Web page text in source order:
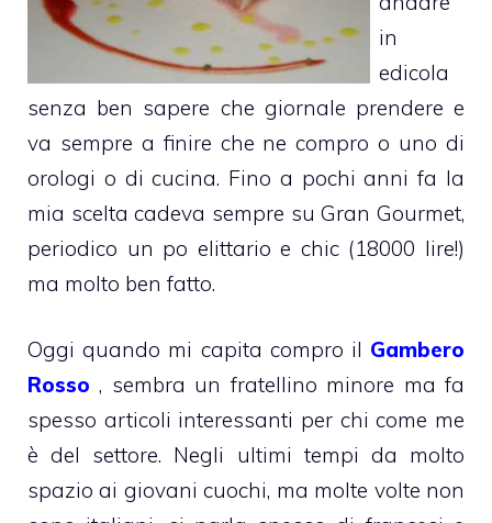
in
edicola
senza ben sapere che giornale prendere e
va sempre a finire che ne compro o uno di
orologi o di cucina. Fino a pochi anni fa la
mia scelta cadeva sempre su Gran Gourmet,
periodico un po elittario e chic (18000 lire!)
ma molto ben fatto.
Oggi quando mi capita compro il Gambero
Rosso , sembra un fratellino minore ma fa
spesso articoli interessanti per chi come me
è del settore. Negli ultimi tempi da molto
spazio ai giovani cuochi, ma molte volte non